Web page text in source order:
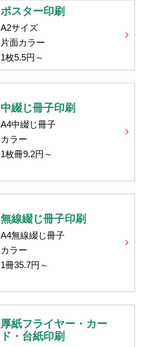
ポスター印刷
A2サイズ
片面カラー
1枚5.5円～
中綴じ冊子印刷
A4中綴じ冊子
カラー
1枚冊9.2円～
無線綴じ冊子印刷
A4無線綴じ冊子
カラー
1冊35.7円～
厚紙フライヤー・カー
ド・台紙印刷